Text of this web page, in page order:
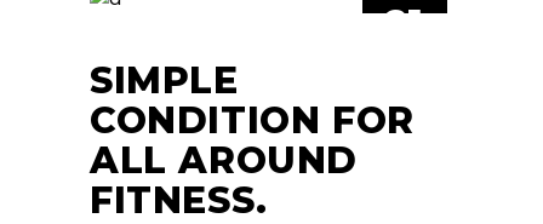
21
SIMPLE
CONDITION FOR
ALL AROUND
FITNESS.